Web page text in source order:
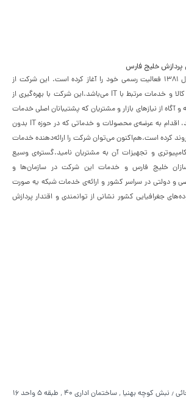
پردازش خلیج فارس
شرکت پردازش‌سازان از سال ۱۳۸۱ فعالیت رسمی خود را آغاز کرده است. این شرکت از
باسابقه‌ترین عرضه‌کنندگان کالا و خدمات مرتبط با IT می‌باشد.این شرکت با بهره‌گیری از
آگاه از نیازهای بازار و مشتریان که پشتیبانان اصلی خدمات
این شرکت به شمار می‌آیند، اقدام به عرضه‌‌ی محصولات و خدماتی که در حوزه IT بدون
کرده است.هم‌اکنون می‌توان شرکت را ارائه‌دهنده خدمات
و تجهیزات آن به مشتریان نامید.گستره‌ی وسیع
خلیج فارس و خدمات این شرکت در سازمان‌ها و
و دولتی در سراسر کشور و ارائه‌ی خدمات شبکه یه صورت
جغرافیایی کشور نشانی از توانمندی و اقتدار پردازش